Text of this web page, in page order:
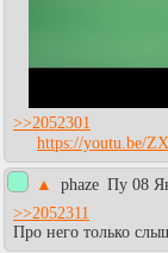
>>2052301
https://youtu.be/
▲ phaze Пy 08
>>2052311
Про него только